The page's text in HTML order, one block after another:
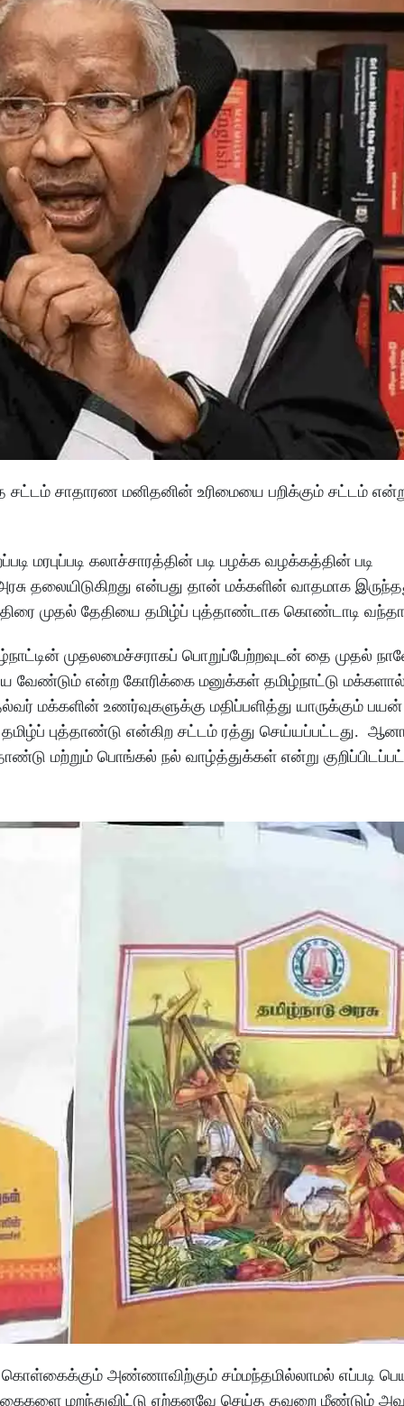
சாதாரண மனிதனின் உரிமையை பறிக்கும் சட்டம்
மரபுப்படி கலாச்சாரத்தின் படி பழக்க வழக்கத்தின் படி
தலையிடுகிறது என்பது தான் மக்களின் வாதமாக
முதல் தேதியை தமிழ்ப் புத்தாண்டாக கொண்டாடி
முதலமைச்சராகப் பொறுப்பேற்றவுடன் தை முதல்
வேண்டும் என்ற கோரிக்கை மனுக்கள் தமிழ்நாட்டு
மக்களின் உணர்வுகளுக்கு மதிப்பளித்து யாருக்கும்
புத்தாண்டு என்கிற சட்டம் ரத்து செய்யப்பட்டது.
மற்றும் பொங்கல் நல் வாழ்த்துக்கள் என்று
கொள்கைக்கும் அண்ணாவிற்கும் சம்மந்தமில்லாமல் எப்படி
மறந்துவிட்டு ஏற்கனவே செய்த தவறை மீண்டும்